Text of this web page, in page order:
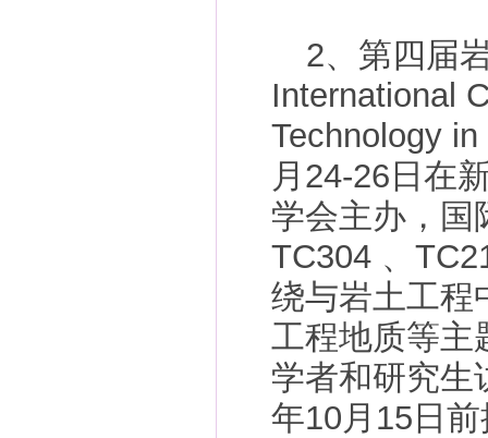
2、第四届
International
Technology
月24-26日在
学会主办，国
TC304 、
绕与岩土工程
工程地质等主
学者和研究生
年10月15日